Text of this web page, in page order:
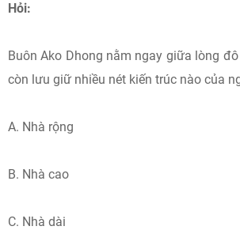
Hỏi:
Buôn Ako Dhong nằm ngay giữa lòng
còn lưu giữ nhiều nét kiến trúc nào của
A. Nhà rộng
B. Nhà cao
C. Nhà dài